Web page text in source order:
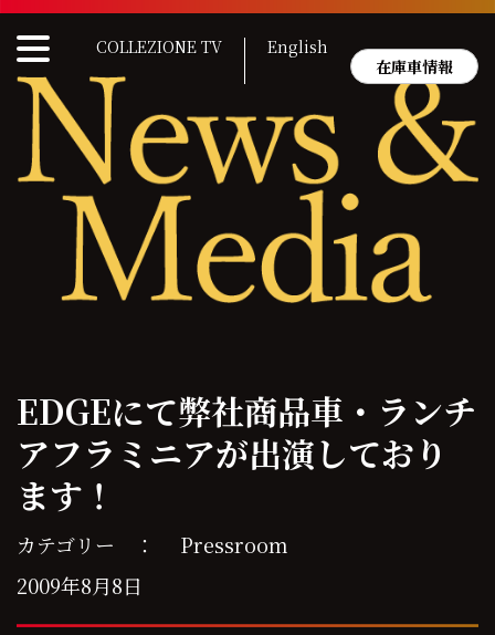
Skip
content
COLLEZIONE TV
English
在庫車情報
EDGEにて弊社商品車・ランチ
アフラミニアが出演しており
ます！
カテゴリー ： Pressroom
2009年8月8日